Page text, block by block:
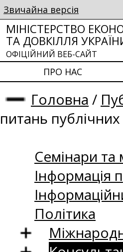
Звичайна версія
МІНІСТЕРСТВО
ТА ДОВКІЛЛЯ
ОФІЦІЙНИЙ ВЕБ-САЙТ
ПРО НАС
Головна /
питань публічних
Семінари та
Інформація
Політика